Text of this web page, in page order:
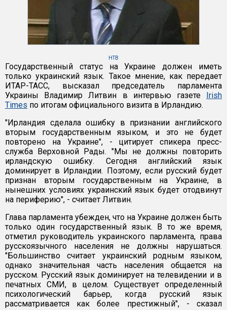
НТВ
Государственный статус на Украине должен иметь
только украинский язык. Такое мнение, как передает
ИТАР-ТАСС, высказал председатель парламента
Украины Владимир Литвин в интервью газете Irish
Times по итогам официального визита в Ирландию.
"Ирландия сделала ошибку в признании английского
вторым государственным языком, и это не будет
повторено на Украине", - цитирует спикера пресс-
служба Верховной Рады. "Мы не должны повторить
ирландскую ошибку. Сегодня английский язык
доминирует в Ирландии. Поэтому, если русский будет
признан вторым государственным на Украине, в
нынешних условиях украинский язык будет отодвинут
на периферию", - считает Литвин.
Глава парламента убежден, что на Украине должен быть
только один государственный язык. В то же время,
отметил руководитель украинского парламента, права
русскоязычного населения не должны нарушаться.
"Большинство считает украинский родным языком,
однако значительная часть населения общается на
русском. Русский язык доминирует на телевидении и в
печатных СМИ, в целом. Существует определенный
психологический барьер, когда русский язык
рассматривается как более престижный", - сказал